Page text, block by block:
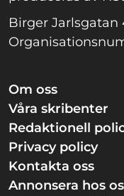
Birger Jarlsgatan
Om oss
Våra skribenter
Redaktionell
Privacy policy
Kontakta oss
Annonsera hos